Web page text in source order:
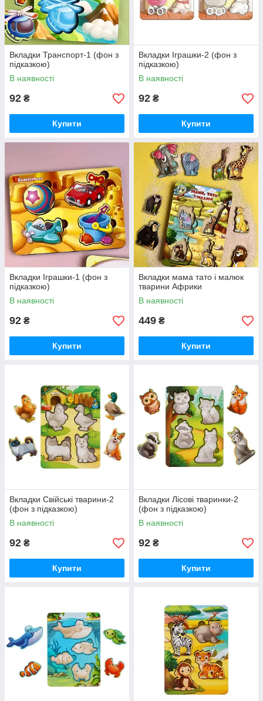
Вкладки Транспорт-1 (фон з
підказкою)
В наявності
92 ₴
Купити
Вкладки Іграшки-2 (фон з
підказкою)
В наявності
92 ₴
Купити
Вкладки Іграшки-1 (фон з
підказкою)
В наявності
92 ₴
Купити
Вкладки мама тато і малюк
тварини Африки
В наявності
449 ₴
Купити
Вкладки Свійські тварини-2
(фон з підказкою)
В наявності
92 ₴
Купити
Вкладки Лісові тваринки-2
(фон з підказкою)
В наявності
92 ₴
Купити